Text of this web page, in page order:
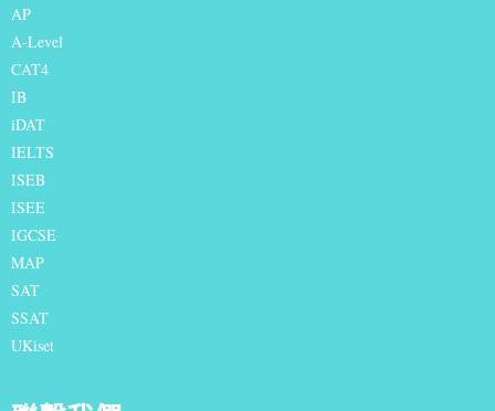
AP
A-Level
CAT4
IB
iDAT
IELTS
ISEB
ISEE
IGCSE
MAP
SAT
SSAT
UKiset